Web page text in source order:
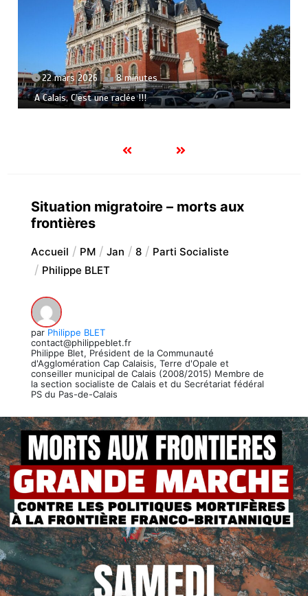
22 mars 2026 8 minutes
A Calais, C’est une raclée !!!
Situation migratoire – morts aux
frontières
Accueil PM Jan 8
Parti Socialiste
Philippe BLET
par Philippe BLET
contact@philippeblet.fr
Philippe Blet, Président de la Communauté
d'Agglomération Cap Calaisis, Terre d'Opale et
conseiller municipal de Calais (2008/2015) Membre de
la section socialiste de Calais et du Secrétariat fédéral
PS du Pas-de-Calais